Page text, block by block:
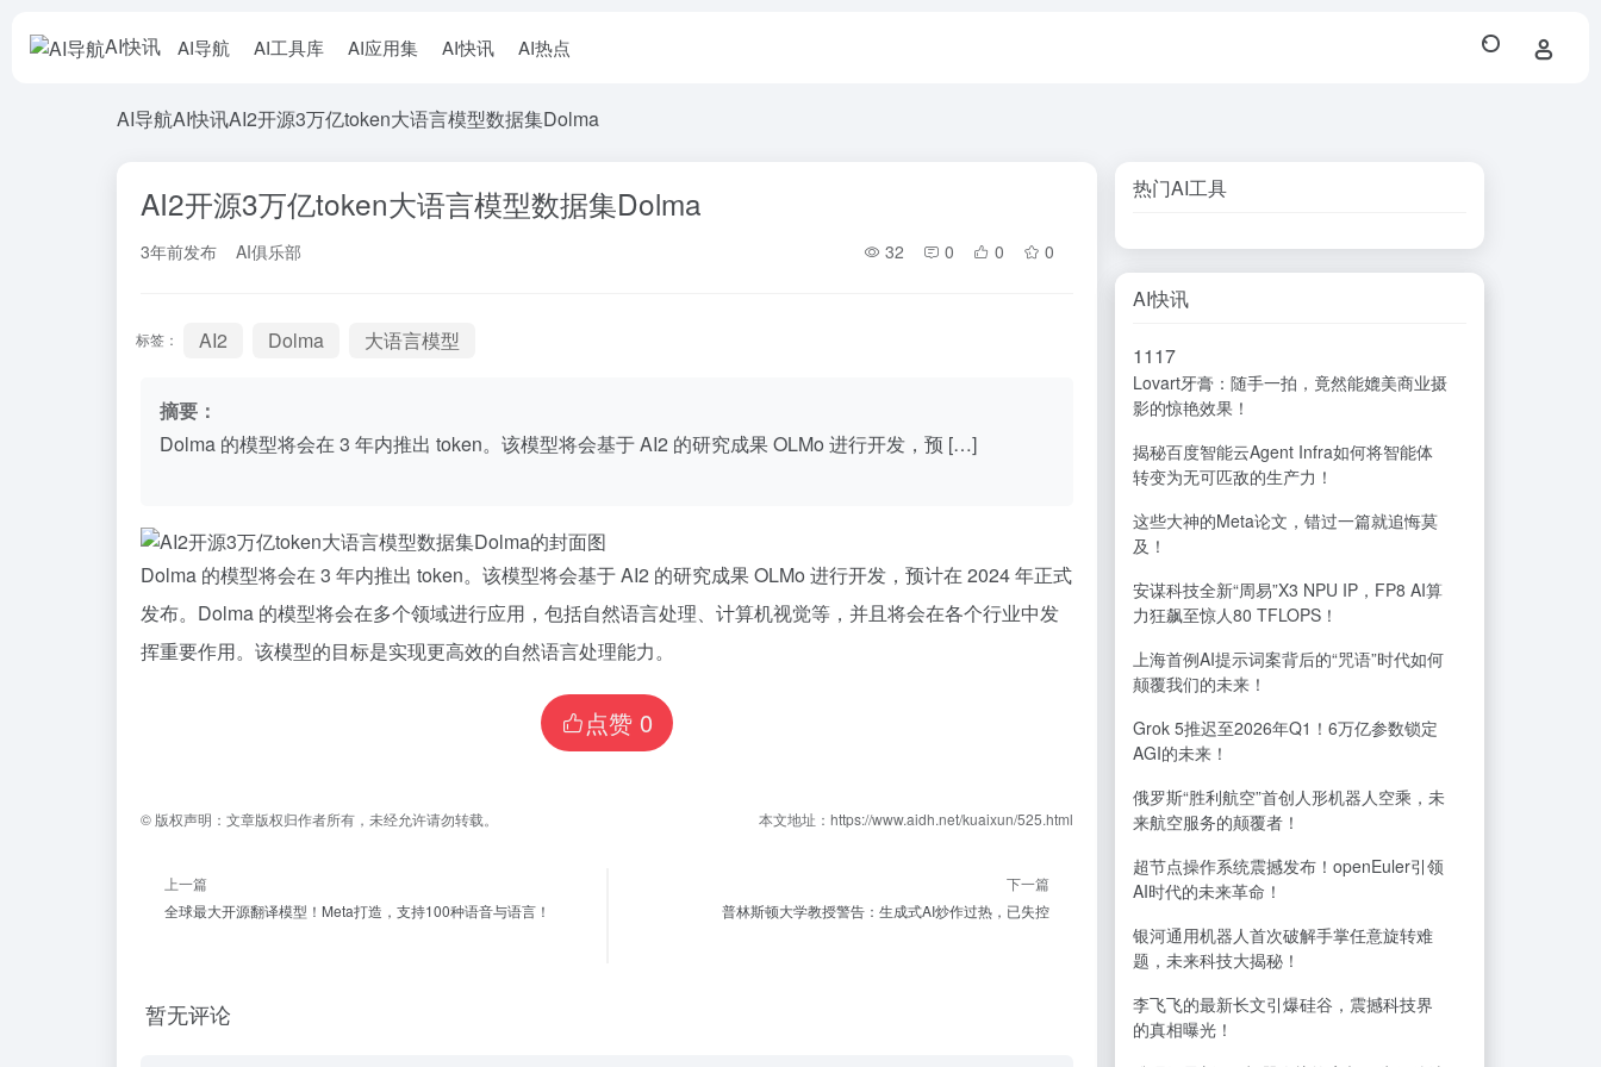
AI快讯 AI导航 AI工具库 AI应用集 AI快讯 AI热点
AI导航AI快讯AI2开源3万亿token大语言模型数据集Dolma
AI2开源3万亿token大语言模型数据集Dolma
3年前发布 AI俱乐部 32 0 0 0
标签： AI2 Dolma 大语言模型
摘要：
Dolma 的模型将会在 3 年内推出 token。该模型将会基于 AI2 的研究成果 OLMo 进行开发，预 […]
Dolma 的模型将会在 3 年内推出 token。该模型将会基于 AI2 的研究成果 OLMo 进行开发，预计在 2024 年正式
发布。Dolma 的模型将会在多个领域进行应用，包括自然语言处理、计算机视觉等，并且将会在各个行业中发
挥重要作用。该模型的目标是实现更高效的自然语言处理能力。
点赞 0
© 版权声明： 文章版权归作者所有，未经允许请勿转载。 本文地址：https://www.aidh.net/kuaixun/525.html
上一篇
全球最大开源翻译模型！Meta打造，支持100种语音与语言！
下一篇
普林斯顿大学教授警告：生成式AI炒作过热，已失控
暂无评论
热门AI工具
AI快讯
1117
Lovart牙膏：随手一拍，竟然能媲美商业摄
影的惊艳效果！
揭秘百度智能云Agent Infra如何将智能体
转变为无可匹敌的生产力！
这些大神的Meta论文，错过一篇就追悔莫
及！
安谋科技全新“周易”X3 NPU IP，FP8 AI算
力狂飙至惊人80 TFLOPS！
上海首例AI提示词案背后的“咒语”时代如何
颠覆我们的未来！
Grok 5推迟至2026年Q1！6万亿参数锁定
AGI的未来！
俄罗斯“胜利航空”首创人形机器人空乘，未
来航空服务的颠覆者！
超节点操作系统震撼发布！openEuler引领
AI时代的未来革命！
银河通用机器人首次破解手掌任意旋转难
题，未来科技大揭秘！
李飞飞的最新长文引爆硅谷，震撼科技界
的真相曝光！